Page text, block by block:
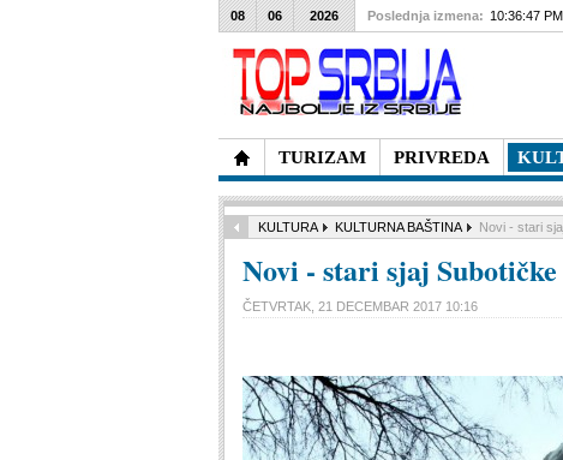
TURIZAM PRIVREDA
08 06 2026 Poslednja izmena: 10:36:47 PM
KULTURA KULTURNA BAŠTINA Novi - stari
Novi - stari sjaj Subotičke
ČETVRTAK, 21 DECEMBAR 2017 10:16